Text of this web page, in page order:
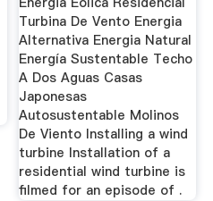
Turbina De Vento Energia
Alternativa Energia Natural
Energía Sustentable Techo
A Dos Aguas Casas
Japonesas
Autosustentable Molinos
De Viento Installing a wind
turbine Installation of a
residential wind turbine is
filmed for an episode of .